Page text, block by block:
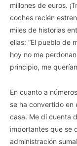
millones de euros.
coches recién
miles de historias
ellas: “El pueblo de
hoy no me
principio, me
En cuanto a
se ha convertido en
casa. Me di cuenta
importantes que se
administración